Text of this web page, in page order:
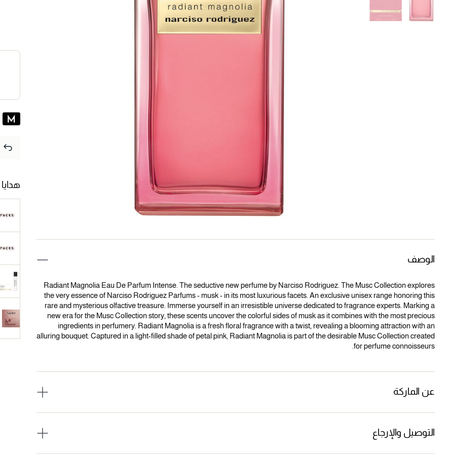
الوصف
Radiant Magnolia Eau De Parfum Intense. The seductive new perfume by Narciso Rodriguez. The Musc Collection explores
the very essence of Narciso Rodriguez Parfums - musk - in its most luxurious facets. An exclusive unisex range honoring this
rare and mysterious olfactive treasure. Immerse yourself in an irresistible universe dedicated to fragrance experts. Marking a
new era for the Musc Collection story, these scents uncover the colorful sides of musk as it combines with the most precious
ingredients in perfumery. Radiant Magnolia is a fresh floral fragrance with a twist, revealing a blooming attraction with an
alluring bouquet. Captured in a light-filled shade of petal pink, Radiant Magnolia is part of the desirable Musc Collection created
for perfume connoisseurs.
عن الماركة
التوصيل والإرجاع